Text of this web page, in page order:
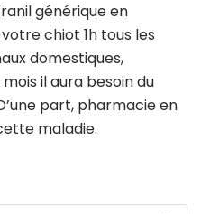
générique en
chiot 1h tous les
domestiques,
il aura besoin du
part, pharmacie en
maladie.